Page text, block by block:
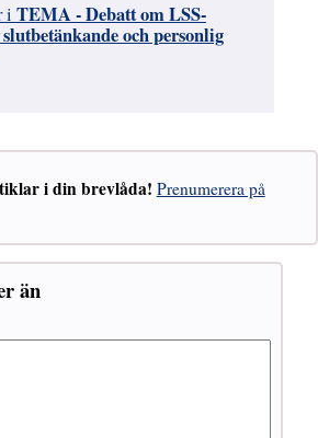
i TEMA - Debatt om LSS-
och personlig
i din brevlåda! Prenumerera på
än